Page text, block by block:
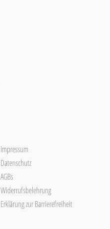
Impressum
Datenschutz
AGBs
Widerrufsbelehrung
Erklärung zur Barrierefreiheit